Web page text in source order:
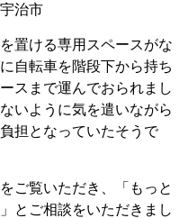
治市
置ける専用スペースがな
自転車を階段下から持ち
スまで運んでおられまし
いように気を遣いながら
担となっていたそうで
ご覧いただき、「もっと
とご相談をいただきまし